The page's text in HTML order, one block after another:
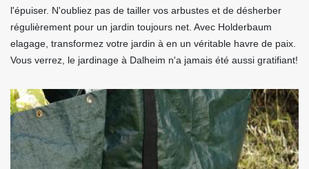
l'épuiser. N'oubliez pas de tailler vos arbustes et de désherber
régulièrement pour un jardin toujours net. Avec Holderbaum
elagage, transformez votre jardin à en un véritable havre de paix.
Vous verrez, le jardinage à Dalheim n'a jamais été aussi gratifiant!